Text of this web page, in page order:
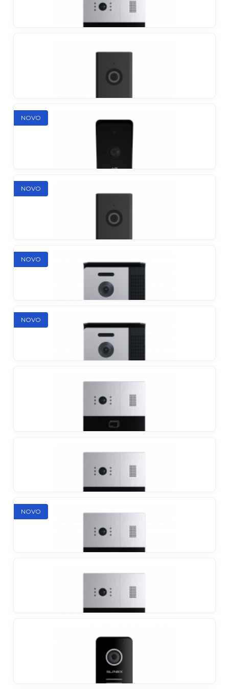
Slinex SK-04
Kompaktan, moderan i pristupačan portafon
Slinex MA-01HD
Individualni vanjski panel
Individualni anti-vandal AHD vanjski panel s
ultraširokim kutom gledanja
NOVO
Individualni vanjski panel s beskontaktnim pozivnim
sustavom
NOVO
Individualni pristupačni vanjski panel u modernom
anti-vandal kućištu
NOVO
Individualni vanjski panel
NOVO
Slinex ME-02HD
Vanjski panel za 2 korisnika
Slinex MA-01CRHD
Individualni vanjski panel s čitačem EM-Marin /
MIFARE
Vanjski panel za 2 korisnika
NOVO
Slinex MA-03CRHD
Vanjski panel za 3 korisnika